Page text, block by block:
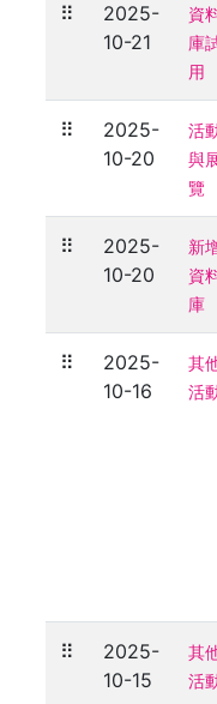
⠿
2025-
10-21
資
庫
用
⠿
2025-
10-20
活
與
覽
⠿
2025-
10-20
新
資
庫
⠿
2025-
10-16
其
活
⠿
2025-
10-15
其
活